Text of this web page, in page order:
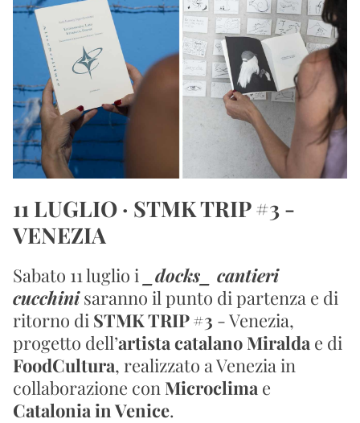
11 LUGLIO · STMK TRIP #3 -
VENEZIA
Sabato 11 luglio i
_docks_ cantieri
cucchini saranno il punto di partenza e di
ritorno di STMK TRIP #3 - Venezia,
progetto dell’artista catalano Miralda
FoodCultura, realizzato a Venezia in
collaborazione con Microclima
Catalonia in Venice.